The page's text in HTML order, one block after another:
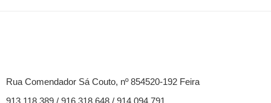
Rua Comendador Sá Couto, nº 854520-192 Feira